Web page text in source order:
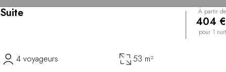
Suite À partir de
404 €
pour 1 nuit
4 voyageurs 53 m²